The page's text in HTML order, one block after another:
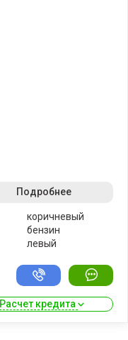
коричневый
бензин
левый
Подробнее
Расчет кредита